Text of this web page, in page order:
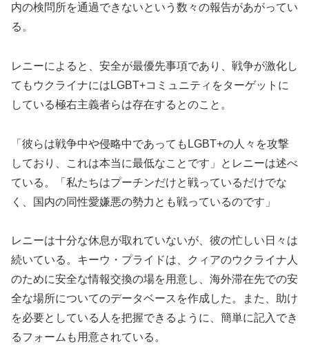
内の検問所を通過できないという数々の報告があがってい
る。
レニーによると、安全が最優先事項であり、戦争が激化し
てもウクライナにはLGBT+コミュニティをターゲットに
している極右主義者らは存在するとのこと。
「彼らは戦争中や侵略中であってもLGBT+の人々を攻撃
しており、これは本当に最低なことです」とレニーは述べ
ている。「私たちはプーチンだけと戦っているだけでな
く、国内の同性愛嫌悪の勢力とも戦っているのです」
レニーは十分な休息が取れていないが、彼の忙しい日々は
続いている。キーウ・プライドは、クィアのウクライナ人
のために安全な情報交換の場を用意し、海外滞在先での安
全な場所についてのデータベースを作成した。また、助け
を必要としている人を把握できるように、簡単に記入でき
るフォームも用意されている。